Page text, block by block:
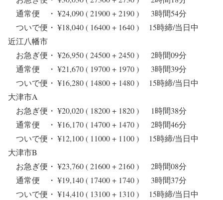
通常便 ・ ¥24,090 ( 21900 + 2190 ) 3時間54分
ついで便・ ¥18,040 ( 16400 + 1640 ) 15時締/当日中
近江八幡市
お急ぎ便・ ¥26,950 ( 24500 + 2450 ) 2時間09分
通常便 ・ ¥21,670 ( 19700 + 1970 ) 3時間39分
ついで便・ ¥16,280 ( 14800 + 1480 ) 15時締/当日中
大津市A
お急ぎ便・ ¥20,020 ( 18200 + 1820 ) 1時間38分
通常便 ・ ¥16,170 ( 14700 + 1470 ) 2時間46分
ついで便・ ¥12,100 ( 11000 + 1100 ) 15時締/当日中
大津市B
お急ぎ便・ ¥23,760 ( 21600 + 2160 ) 2時間08分
通常便 ・ ¥19,140 ( 17400 + 1740 ) 3時間37分
ついで便・ ¥14,410 ( 13100 + 1310 ) 15時締/当日中